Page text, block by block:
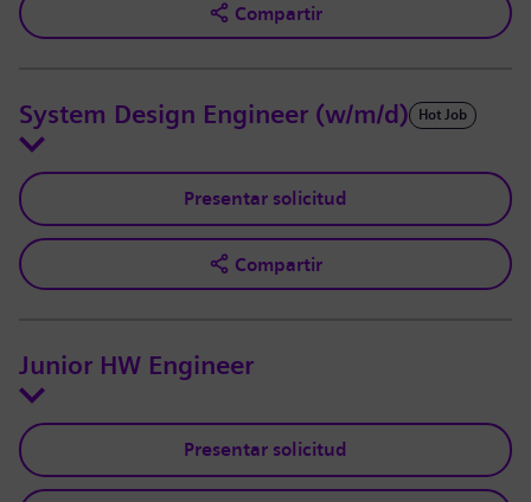
Compartir
System Design Engineer (w/m/d) Hot Job
Presentar solicitud
Compartir
Junior HW Engineer
Presentar solicitud